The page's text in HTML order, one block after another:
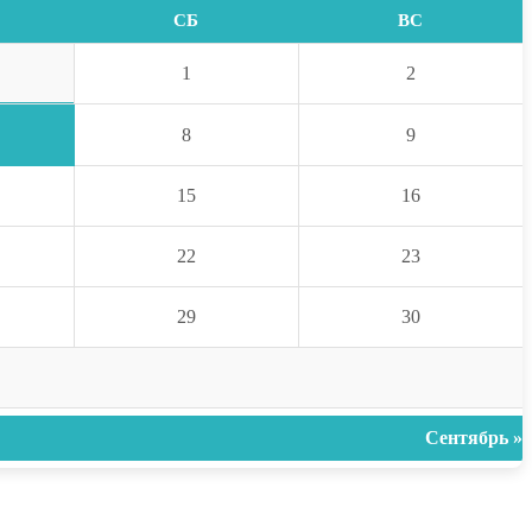
СБ ВС
1 2
8 9
15 16
22 23
29 30
Сентябрь »